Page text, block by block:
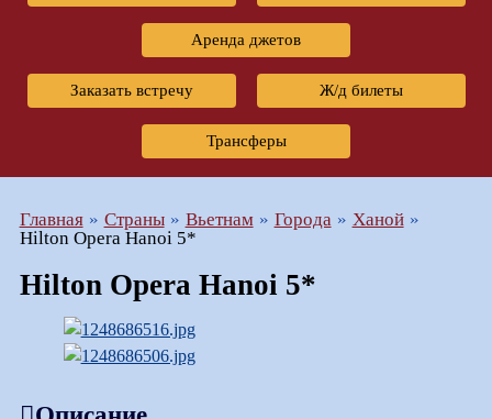
Аренда джетов
Заказать встречу Ж/д билеты
Трансферы
Главная Страны Вьетнам Города
Ханой
Hilton Opera Hanoi 5*
Hilton Opera Hanoi 5*